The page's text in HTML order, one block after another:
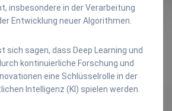
insbesondere in der Verarbeitung
Entwicklung neuer Algorithmen.
sich sagen, dass Deep Learning und
kontinuierliche Forschung und
eine Schlüsselrolle in der
Intelligenz (KI) spielen werden.